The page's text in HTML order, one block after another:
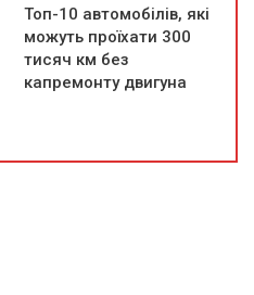
Топ-10 автомобілів, які
можуть проїхати 300
тисяч км без
капремонту двигуна